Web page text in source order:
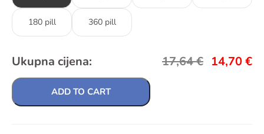
180 pill 360 pill
Ukupna cijena: 17,64€ 14,70€
ADD TO CART